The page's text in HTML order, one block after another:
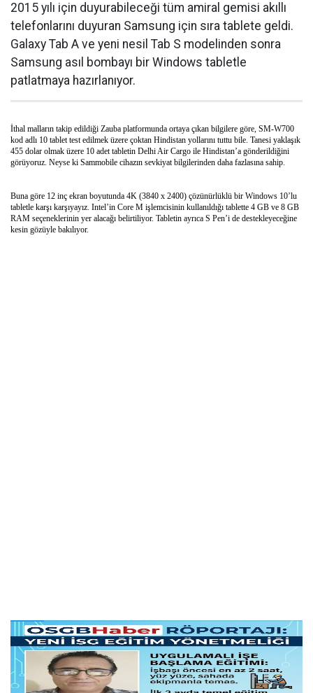
2015 yılı için duyurabileceği tüm amiral gemisi akıllı
telefonlarını duyuran Samsung için sıra tablete geldi.
Galaxy Tab A ve yeni nesil Tab S modelinden sonra
Samsung asıl bombayı bir Windows tabletle
patlatmaya hazırlanıyor.
İthal malların takip edildiği Zauba platformunda ortaya çıkan bilgilere göre, SM-W700
kod adlı 10 tablet test edilmek üzere çoktan Hindistan yollarını tuttu bile. Tanesi yaklaşık
455 dolar olmak üzere 10 adet tabletin Delhi Air Cargo ile Hindistan’a gönderildiğini
görüyoruz. Neyse ki Sammobile cihazın sevkiyat bilgilerinden daha fazlasına sahip.
Buna göre 12 inç ekran boyutunda 4K (3840 x 2400) çözünürlüklü bir Windows 10’lu
tabletle karşı karşıyayız. Intel’in Core M işlemcisinin kullanıldığı tablette 4 GB ve 8 GB
RAM seçeneklerinin yer alacağı belirtiliyor. Tabletin ayrıca S Pen’i de destekleyeceğine
kesin gözüyle bakılıyor.